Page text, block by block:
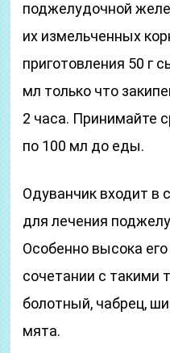
поджелудочной
их измельченных
приготовления 50 г
мл только что
2 часа. Принимайте
по 100 мл до еды.
Одуванчик входит в
для лечения
Особенно высока
сочетании с такими
болотный, чабрец,
мята.